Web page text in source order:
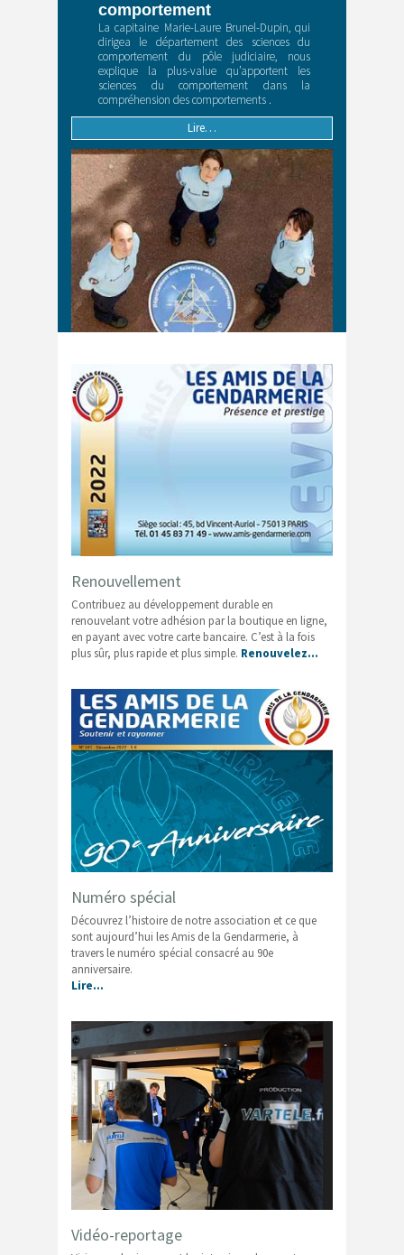
comportement
La capitaine Marie-Laure Brunel-Dupin, qui
dirigea le département des sciences du
comportement du pôle judiciaire, nous
explique la plus-value qu’apportent les
sciences du comportement dans la
compréhension des comportements .
Lire…
Renouvellement
Contribuez au développement durable en
renouvelant votre adhésion par la boutique en ligne,
en payant avec votre carte bancaire. C’est à la fois
plus sûr, plus rapide et plus simple. Renouvelez…
Numéro spécial
Découvrez l’histoire de notre association et ce que
sont aujourd’hui les Amis de la Gendarmerie, à
travers le numéro spécial consacré au 90e
anniversaire.
Lire…
Vidéo-reportage